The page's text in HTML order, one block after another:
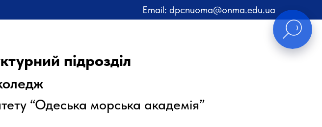
Email: dpcnuoma@onma.edu.ua
підрозділ
“Одеська морська академія”